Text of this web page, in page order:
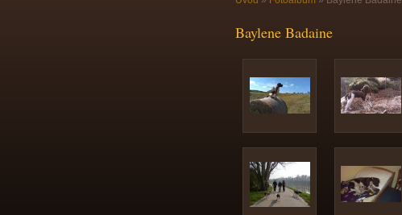
Baylene Badaine